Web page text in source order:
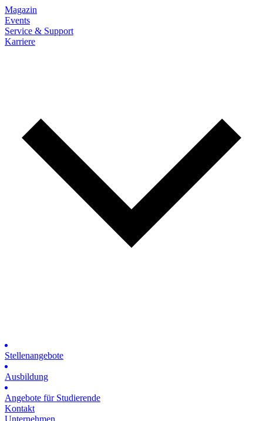
Magazin
Events
Service & Support
Karriere
Stellenangebote
Ausbildung
Angebote für Studierende
Kontakt
Unternehmen